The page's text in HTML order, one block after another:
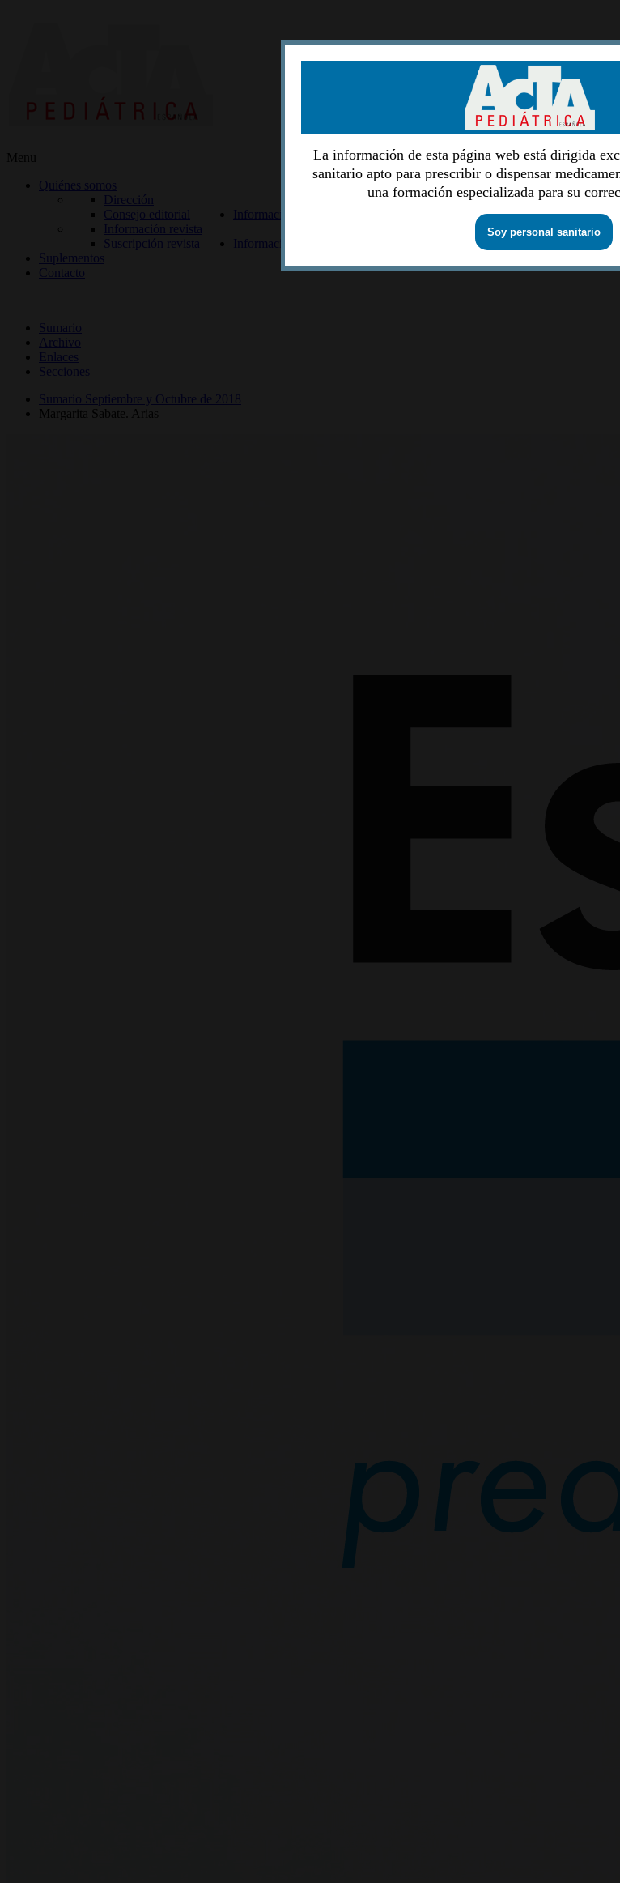
Menu
Quiénes somos
Dirección
Consejo editorial
Información lectores
Información revista
Suscripción revista
Información autores
Suplementos
Contacto
Sumario
Archivo
Enlaces
Secciones
Sumario Septiembre y Octubre de 2018
Margarita Sabate. Arias
La información de esta página web está dirigida
sanitario apto para prescribir o dispensar
una formación especializada para su
Soy personal sanitario